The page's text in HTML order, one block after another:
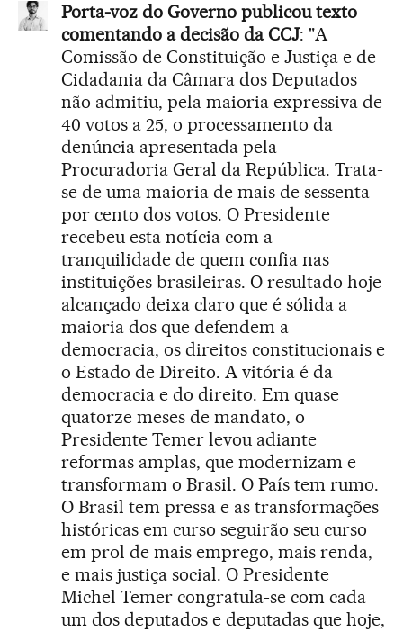
Porta-voz do Governo publicou texto
comentando a decisão da CCJ: "A
Comissão de Constituição e Justiça e de
Cidadania da Câmara dos Deputados
não admitiu, pela maioria expressiva de
40 votos a 25, o processamento da
denúncia apresentada pela
Procuradoria Geral da República. Trata-
se de uma maioria de mais de sessenta
por cento dos votos. O Presidente
recebeu esta notícia com a
tranquilidade de quem confia nas
instituições brasileiras. O resultado hoje
alcançado deixa claro que é sólida a
maioria dos que defendem a
democracia, os direitos constitucionais e
o Estado de Direito. A vitória é da
democracia e do direito. Em quase
quatorze meses de mandato, o
Presidente Temer levou adiante
reformas amplas, que modernizam e
transformam o Brasil. O País tem rumo.
O Brasil tem pressa e as transformações
históricas em curso seguirão seu curso
em prol de mais emprego, mais renda,
e mais justiça social. O Presidente
Michel Temer congratula-se com cada
um dos deputados e deputadas que hoje,